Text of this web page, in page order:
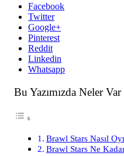
Facebook
Twitter
Google+
Pinterest
Reddit
Linkedin
Whatsapp
Bu Yazımızda Neler Var
Brawl Stars Nasıl
Brawl Stars Ne